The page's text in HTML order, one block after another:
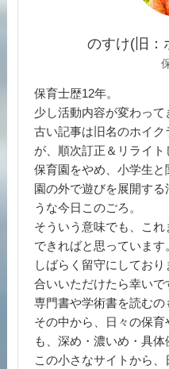
のすけ(旧：
保育士歴12年。
少し活動内容が変わって
古い記事は旧名のホイ
が、順次訂正＆リライト
保育園をやめ、小学生
園の外で遊びを展開す
うな今日このごろ。
そういう意味でも、これ
できればと思っています
しばらく留守にしてお
合いいただけたら幸いで
専門書や学術書を読むの
その中から、日々の保
も、深め・濃いめ・具体
この小さなサイトから